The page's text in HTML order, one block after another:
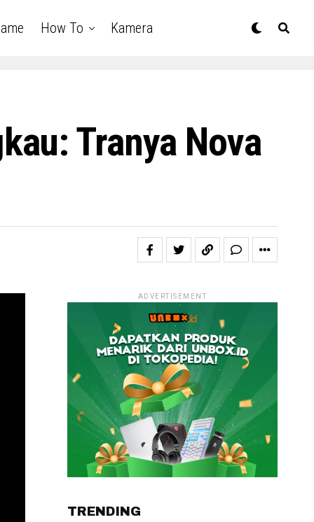
How To Kamera
Tranya Nova
ADVERTISEMENT
TRENDING